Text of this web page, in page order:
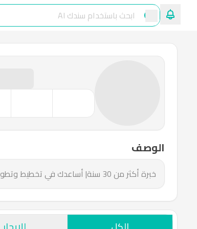
الوصف
خبرة أكثر من 30 سنة| أساعدك في تخطيط وتطوير الأعمال| الوساطة والتسويق العقاري| رخصة موثوق 426207| النجاح يتسع للجميع 🌟 https://linktr.ee/tulaihan 🔗 0544440144📲